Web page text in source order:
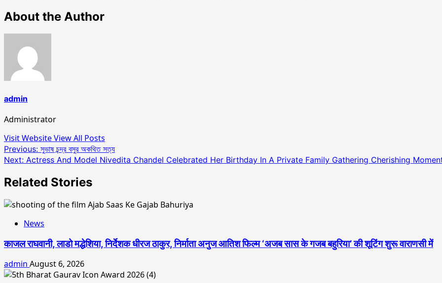
About the Author
admin
Administrator
Visit WebsiteView All Posts
Post
navigation
Previous: সুভাষ চন্দ্র বসুর অকথিত সত্য
Next: Actress And Model Nivedita Chandel Celebrated Her Birthday In A Private Family Gathering Cherishing
Related Stories
News
काजल राघवानी, लाडो मद्धेशिया, निर्देशक धीरज ठाकुर, निर्माता अनुज आतिश फिल्म ‘अजब सास के गजब बहुरिया’ की शूटिंग शुरू वाराणसी में
admin August 6, 2026